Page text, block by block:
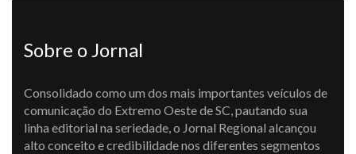
Sobre o Jornal
Consolidado como um dos mais importantes veículos de
comunicação do Extremo Oeste de SC, pautando sua
linha editorial na seriedade, o Jornal Regional alcançou
alto conceito e credibilidade nos diferentes segmentos